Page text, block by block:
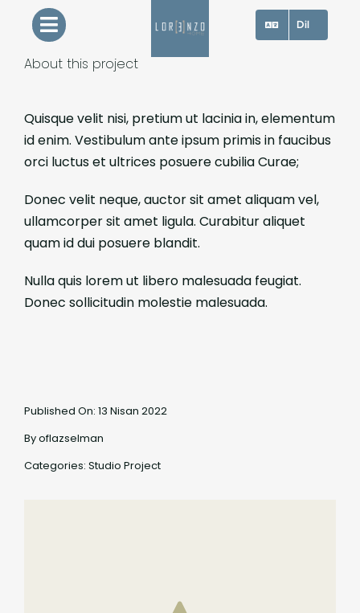
Dil
About this project
Quisque velit nisi, pretium ut lacinia in, elementum
id enim. Vestibulum ante ipsum primis in faucibus
orci luctus et ultrices posuere cubilia Curae;
Donec velit neque, auctor sit amet aliquam vel,
ullamcorper sit amet ligula. Curabitur aliquet
quam id dui posuere blandit.
Nulla quis lorem ut libero malesuada feugiat.
Donec sollicitudin molestie malesuada.
Published On: 13 Nisan 2022
Byoflazselman
Categories: Studio Project